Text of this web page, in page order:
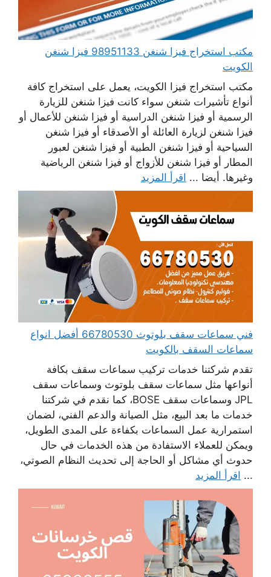
مكتب استخراج فيزا شنغن 98951133 فيزا شنغن
الكويت
مكتب استخراج فيزا الكويت، يعمل على استخراج كافة
أنواع تأشيرات شنغن سواء كانت فيزا شنغن للزيارة
الرسمية أو فيزا شنغن الدراسية أو فيزا شنغن للأعمال أو
فيزا شنغن لزيارة العائلة أو الأصدقاء أو فيزا شنغن
السياحية أو فيزا شنغن الطبية أو فيزا شنغن لعبور
المطار أو فيزا شنغن للأزواج أو فيزا شنغن الرياضية
وغيرها. أيضا ... اقرأ المزيد
فني سماعات سقف بلوتوث 66780530 أفضل انواع
سماعات السقف بالكويت
تقدم شركتنا خدمات تركيب سماعات سقف بكافة
أنواعها مثل سماعات سقف بلوتوث وسماعات سقف
JPL وسماعات سقف BOSE، كما نقدم في شركتنا
خدمات ما بعد البيع، مثل الصيانة والدعم الفني، لضمان
استمرارية عمل السماعات بكفاءة على المدى الطويل،
ويمكن للعملاء الاستفادة من هذه الخدمات في حال
حدوث أي مشاكل أو الحاجة إلى تحديث النظام الصوتي،
... اقرأ المزيد